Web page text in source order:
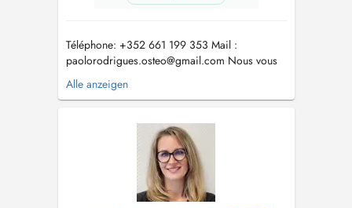
Téléphone: +352 661 199 353 Mail :
paolorodrigues.osteo@gmail.com Nous vous
informons que toute annulation moins de 12
heures à l'avance fera l'objet d'une facturation
L'ostéopathie est une approche thérapeutique
manuelle douce qui se fonde su...
Alle anzeigen